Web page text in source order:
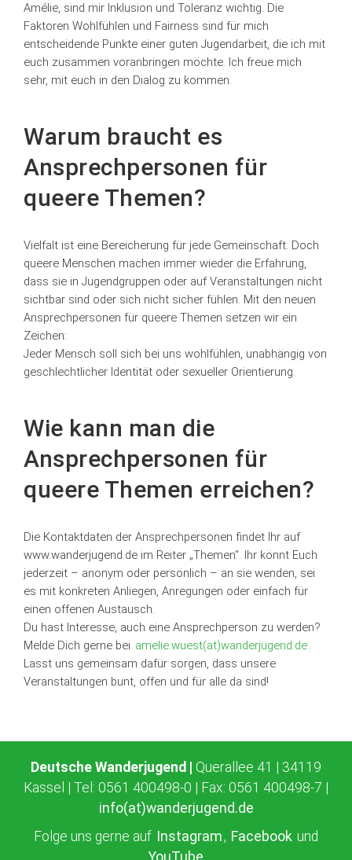
Amélie, sind mir Inklusion und Toleranz wichtig. Die
Faktoren Wohlfühlen und Fairness sind für mich
entscheidende Punkte einer guten Jugendarbeit, die ich mit
euch zusammen voranbringen möchte. Ich freue mich
sehr, mit euch in den Dialog zu kommen.
Warum braucht es
Ansprechpersonen für
queere Themen?
Vielfalt ist eine Bereicherung für jede Gemeinschaft. Doch
queere Menschen machen immer wieder die Erfahrung,
dass sie in Jugendgruppen oder auf Veranstaltungen nicht
sichtbar sind oder sich nicht sicher fühlen. Mit den neuen
Ansprechpersonen für queere Themen setzen wir ein
Zeichen:
Jeder Mensch soll sich bei uns wohlfühlen, unabhängig von
geschlechtlicher Identität oder sexueller Orientierung.
Wie kann man die
Ansprechpersonen für
queere Themen erreichen?
Die Kontaktdaten der Ansprechpersonen findet Ihr auf
www.wanderjugend.de im Reiter „Themen“. Ihr könnt Euch
jederzeit – anonym oder persönlich – an sie wenden, sei
es mit konkreten Anliegen, Anregungen oder einfach für
einen offenen Austausch.
Du hast Interesse, auch eine Ansprechperson zu werden?
Melde Dich gerne bei amelie.wuest(at)wanderjugend.de.
Lasst uns gemeinsam dafür sorgen, dass unsere
Veranstaltungen bunt, offen und für alle da sind!
Deutsche Wanderjugend | Querallee 41 | 34119
Kassel | Tel: 0561 400498-0 | Fax: 0561 400498-7 |
info(at)wanderjugend.de
Folge uns gerne auf Instagram, Facebook und